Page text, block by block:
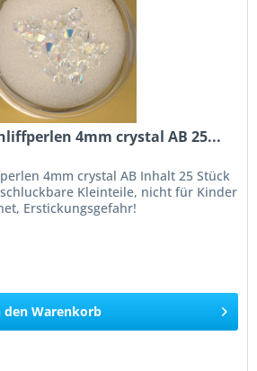
4mm crystal AB 25...
4mm crystal AB Inhalt 25 Stück
Kleinteile, nicht für Kinder
Erstickungsgefahr!
den Warenkorb